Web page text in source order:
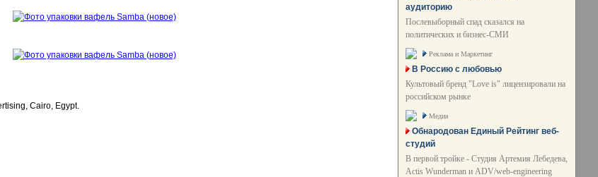
Cairo, Egypt.
аудиторию
Послевыборный спад сказался на
политических и бизнес-СМИ
Реклама и Маркетинг
В Россию с любовью
Культовый бренд "Love is" лицензировали на
российском рынке
Медиа
Обнародован Единый Рейтинг веб-
студий
В первой тройке - Студия Артемия Лебедева,
Actis Wunderman и ADV/web-engineering